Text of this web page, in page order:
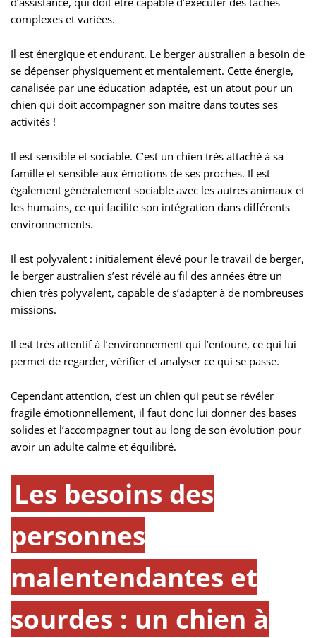
complexes et variées.
Il est énergique et endurant. Le berger australien a besoin de
se dépenser physiquement et mentalement. Cette énergie,
canalisée par une éducation adaptée, est un atout pour un
chien qui doit accompagner son maître dans toutes ses
activités !
Il est sensible et sociable. C’est un chien très attaché à sa
famille et sensible aux émotions de ses proches. Il est
également généralement sociable avec les autres animaux et
les humains, ce qui facilite son intégration dans différents
environnements.
Il est polyvalent : initialement élevé pour le travail de berger,
le berger australien s’est révélé au fil des années être un
chien très polyvalent, capable de s’adapter à de nombreuses
missions.
Il est très attentif à l’environnement qui l’entoure, ce qui lui
permet de regarder, vérifier et analyser ce qui se passe.
Cependant attention, c’est un chien qui peut se révéler
fragile émotionnellement, il faut donc lui donner des bases
solides et l’accompagner tout au long de son évolution pour
avoir un adulte calme et équilibré.
Les besoins des
personnes
malentendantes et
sourdes : un chien à